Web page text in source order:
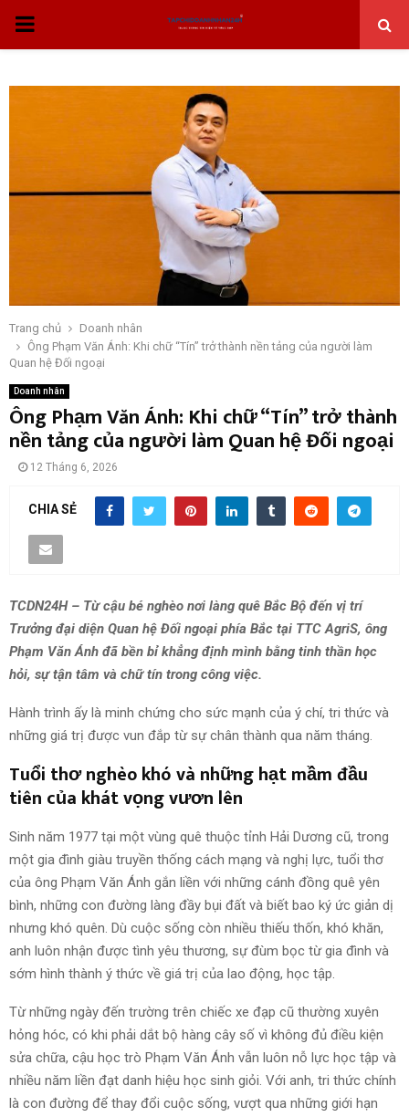
THỰC
CHÍNH
Trang chủ
Doanh nhân
Ông Phạm Văn Ánh: Khi chữ “Tín” trở thành nền tảng của người làm
Quan hệ Đối ngoại
Doanh nhân
Ông Phạm Văn Ánh: Khi chữ “Tín” trở thành
nền tảng của người làm Quan hệ Đối ngoại
12 Tháng 6, 2026
CHIA SẺ
TCDN24H – Từ cậu bé nghèo nơi làng quê Bắc Bộ đến vị trí
Trưởng đại diện Quan hệ Đối ngoại phía Bắc tại TTC AgriS, ông
Phạm Văn Ánh đã bền bỉ khẳng định mình bằng tinh thần học
hỏi, sự tận tâm và chữ tín trong công việc.
Hành trình ấy là minh chứng cho sức mạnh của ý chí, tri thức và
những giá trị được vun đắp từ sự chân thành qua năm tháng.
Tuổi thơ nghèo khó và những hạt mầm đầu
tiên của khát vọng vươn lên
Sinh năm 1977 tại một vùng quê thuộc tỉnh Hải Dương cũ, trong
một gia đình giàu truyền thống cách mạng và nghị lực, tuổi thơ
của ông Phạm Văn Ánh gắn liền với những cánh đồng quê yên
bình, những con đường làng đầy bụi đất và biết bao ký ức giản dị
nhưng khó quên. Dù cuộc sống còn nhiều thiếu thốn, khó khăn,
anh luôn nhận được tình yêu thương, sự đùm bọc từ gia đình và
sớm hình thành ý thức về giá trị của lao động, học tập.
Từ những ngày đến trường trên chiếc xe đạp cũ thường xuyên
hỏng hóc, có khi phải dắt bộ hàng cây số vì không đủ điều kiện
sửa chữa, cậu học trò Phạm Văn Ánh vẫn luôn nỗ lực học tập và
nhiều năm liền đạt danh hiệu học sinh giỏi. Với anh, tri thức chính
là con đường để thay đổi cuộc sống, vượt qua những giới hạn